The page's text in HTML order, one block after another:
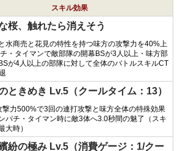
スキル効果
桜、触れたら消えそう
水商売と花見の特性を持つ味方の攻撃力を40%上
・タイマンで敵部隊の開幕BSが3人以上・味方部
が4人以上の部隊に対して全体のバトルスキルCT
ときめき Lv.5（クールタイム：13）
撃力500%で3回の連打攻撃と味方全体の特殊効果
パチ・タイマン時に敵3体へ3.0秒間の魅了（スキ
大時）
紛の極み Lv.5（消費ゲージ：1/クー